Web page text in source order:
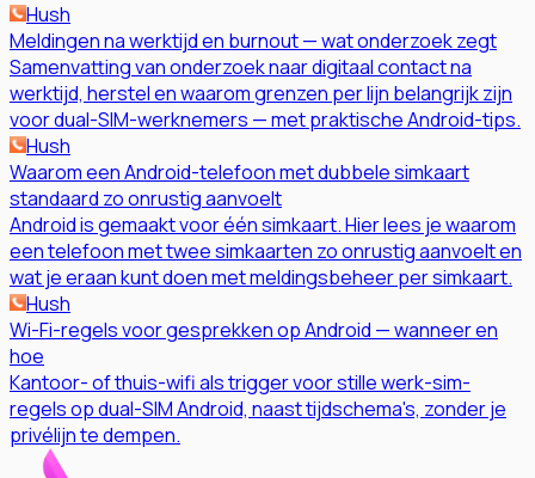
Hush
Meldingen na werktijd en burnout — wat onderzoek zegt
Samenvatting van onderzoek naar digitaal contact na
werktijd, herstel en waarom grenzen per lijn belangrijk zijn
voor dual-SIM-werknemers — met praktische Android-tips.
Hush
Waarom een Android-telefoon met dubbele simkaart
standaard zo onrustig aanvoelt
Android is gemaakt voor één simkaart. Hier lees je waarom
een telefoon met twee simkaarten zo onrustig aanvoelt en
wat je eraan kunt doen met meldingsbeheer per simkaart.
Hush
Wi-Fi-regels voor gesprekken op Android — wanneer en
hoe
Kantoor- of thuis-wifi als trigger voor stille werk-sim-
regels op dual-SIM Android, naast tijdschema's, zonder je
privélijn te dempen.